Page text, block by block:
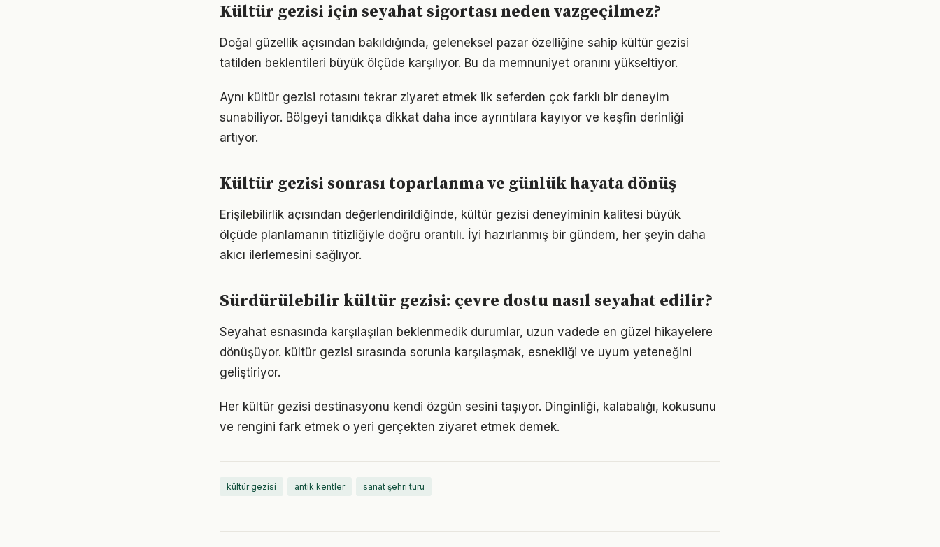
Kültür gezisi için seyahat sigortası neden vazgeçilmez?
Doğal güzellik açısından bakıldığında, geleneksel pazar özelliğine sahip kültür gezisi
tatilden beklentileri büyük ölçüde karşılıyor. Bu da memnuniyet oranını yükseltiyor.
Aynı kültür gezisi rotasını tekrar ziyaret etmek ilk seferden çok farklı bir deneyim
sunabiliyor. Bölgeyi tanıdıkça dikkat daha ince ayrıntılara kayıyor ve keşfin derinliği
artıyor.
Kültür gezisi sonrası toparlanma ve günlük hayata dönüş
Erişilebilirlik açısından değerlendirildiğinde, kültür gezisi deneyiminin kalitesi büyük
ölçüde planlamanın titizliğiyle doğru orantılı. İyi hazırlanmış bir gündem, her şeyin daha
akıcı ilerlemesini sağlıyor.
Sürdürülebilir kültür gezisi: çevre dostu nasıl seyahat edilir?
Seyahat esnasında karşılaşılan beklenmedik durumlar, uzun vadede en güzel hikayelere
dönüşüyor. kültür gezisi sırasında sorunla karşılaşmak, esnekliği ve uyum yeteneğini
geliştiriyor.
Her kültür gezisi destinasyonu kendi özgün sesini taşıyor. Dinginliği, kalabalığı, kokusunu
ve rengini fark etmek o yeri gerçekten ziyaret etmek demek.
kültür gezisi antik kentler sanat şehri turu